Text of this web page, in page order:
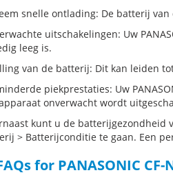
snelle ontlading: De batterij van
uitschakelingen: Uw
leeg is.
van de batterij: Dit kan leiden
piekprestaties: Uw
onverwacht wordt
kunt u de batterijgezondheid
> Batterijconditie te gaan. Een
for PANASONIC